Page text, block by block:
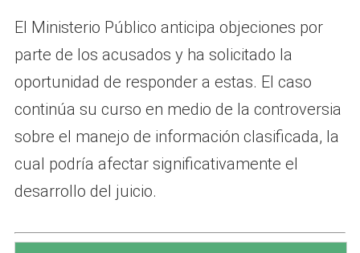
El Ministerio Público anticipa objeciones por
parte de los acusados y ha solicitado la
oportunidad de responder a estas. El caso
continúa su curso en medio de la controversia
sobre el manejo de información clasificada, la
cual podría afectar significativamente el
desarrollo del juicio.